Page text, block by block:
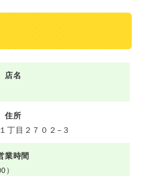
店名
住所
丁目２７０２−３
業時間